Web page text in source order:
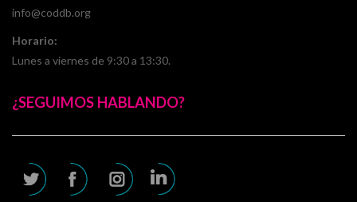
info@coddb.org
Horario:
Lunes a viernes de 9:30 a 13:30.
¿SEGUIMOS HABLANDO?